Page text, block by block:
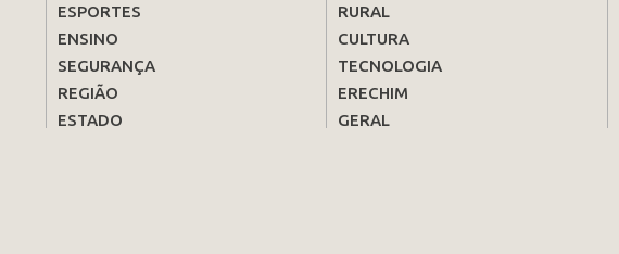
ESPORTES
ENSINO
SEGURANÇA
REGIÃO
ESTADO
RURAL
CULTURA
TECNOLOGIA
ERECHIM
GERAL